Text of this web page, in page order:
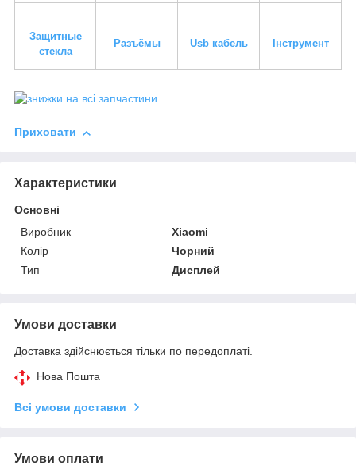
Защитные
стекла
Разъёмы Usb кабель Інструмент
Приховати
Характеристики
Основні
Виробник
Xiaomi
Колір
Чорний
Тип
Дисплей
Умови доставки
Доставка здійснюється тільки по передоплаті.
Нова Пошта
Всі умови доставки
Умови оплати